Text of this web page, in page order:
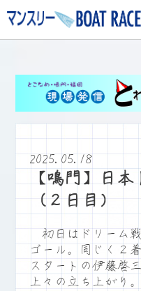
2025.05.18
【鳴門】日
（２日目）
初日はドリーム
ゴール。同じく２
スタートの伊藤啓
上々の立ち上がり